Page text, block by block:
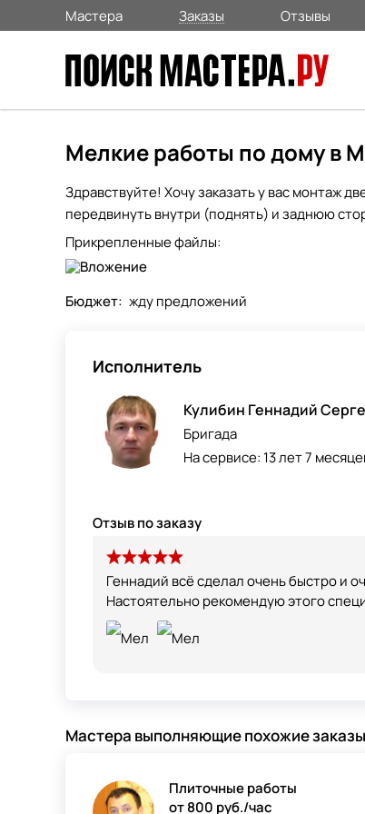
Мастера Заказы Отзывы
Мелкие работы по дому в
Здравствуйте! Хочу заказать у вас монтаж
передвинуть внутри (поднять) и заднюю
Прикрепленные файлы:
Бюджет: жду предложений
Исполнитель
Кулибин Геннадий
Бригада
На сервисе: 13 лет 7
Отзыв по заказу
Геннадий всё сделал очень быстро и
Настоятельно рекомендую этого
Мастера выполняющие похожие заказы
Плиточные работы
от 800 руб./час